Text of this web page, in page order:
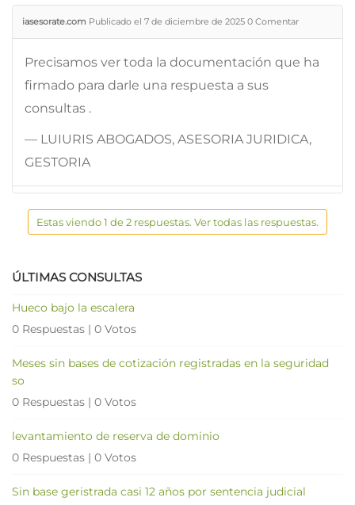
iasesorate.com Publicado el 7 de diciembre de 2025 0 Comentar
Precisamos ver toda la documentación que ha
firmado para darle una respuesta a sus
consultas .
— LUIURIS ABOGADOS, ASESORIA JURIDICA,
GESTORIA
Estas viendo 1 de 2 respuestas. Ver todas las respuestas.
ÚLTIMAS CONSULTAS
Hueco bajo la escalera
0 Respuestas | 0 Votos
Meses sin bases de cotización registradas en la seguridad
so
0 Respuestas | 0 Votos
levantamiento de reserva de dominio
0 Respuestas | 0 Votos
Sin base geristrada casi 12 años por sentencia judicial